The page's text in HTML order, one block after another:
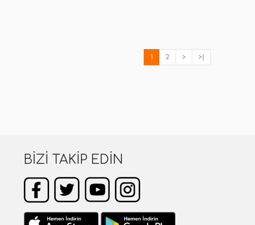
1 2 > >|
BIZI TAKIP EDIN